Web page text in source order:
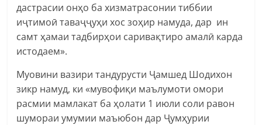
дастрасии онҳо ба хизматрасонии тиббии
иҷтимоӣ таваҷҷуҳи хос зоҳир намуда, дар ин
самт ҳамаи тадбирҳои саривақтиро амалӣ карда
истодаем».
Муовини вазири тандурусти Ҷамшед Шодихон
зикр намуд, ки «мувофиқи маълумоти омори
расмии мамлакат ба ҳолати 1 июли соли равон
шумораи умумии маъюбон дар Ҷумҳурии